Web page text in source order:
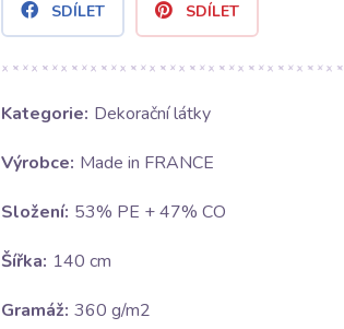
SDÍLET SDÍLET
Kategorie: Dekorační látky
Výrobce: Made in FRANCE
Složení: 53% PE + 47% CO
Šířka: 140 cm
Gramáž: 360 g/m2